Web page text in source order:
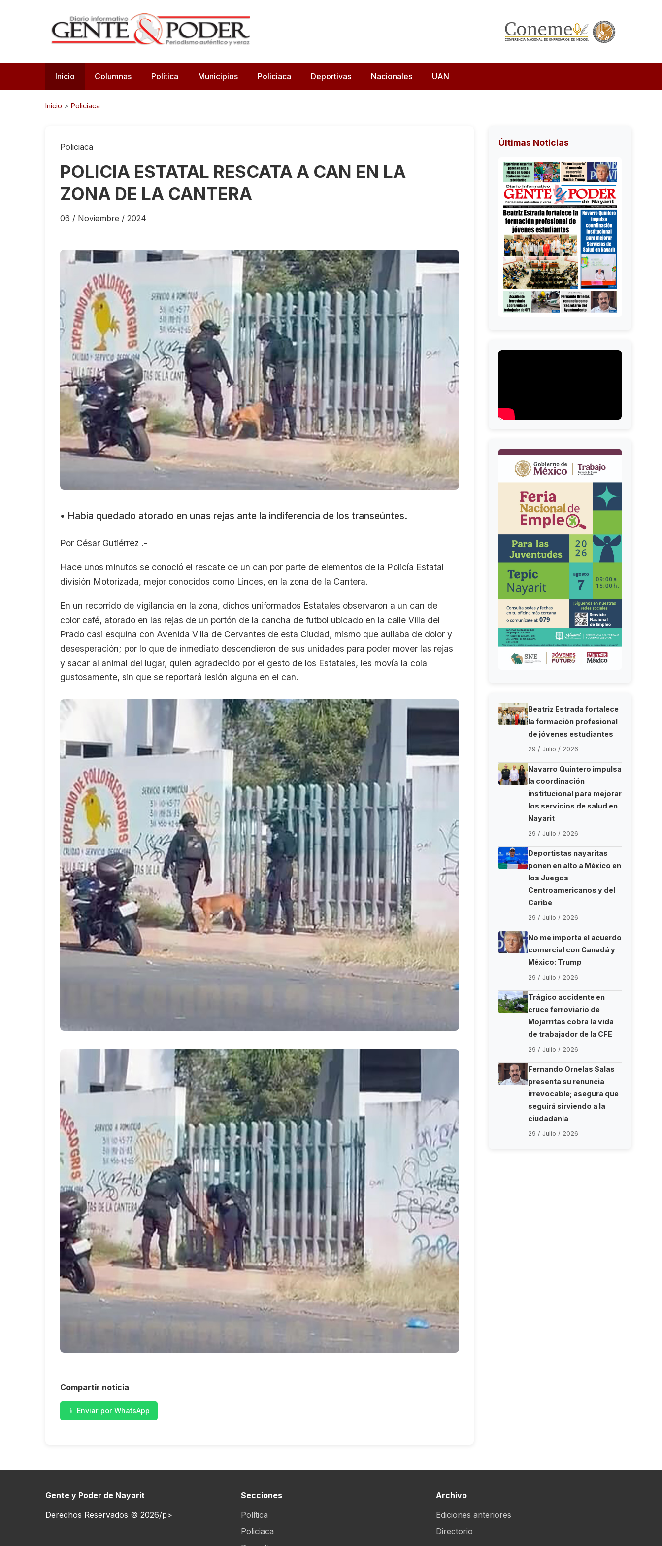
Inicio Columnas Política Municipios Policiaca Deportivas Nacionales UAN
Inicio > Policiaca
Policiaca
POLICIA ESTATAL RESCATA A CAN EN LA
ZONA DE LA CANTERA
06 / Noviembre / 2024
• Había quedado atorado en unas rejas ante la indiferencia de los transeúntes.
Por César Gutiérrez .-
Hace unos minutos se conoció el rescate de un can por parte de elementos de la Policía Estatal
división Motorizada, mejor conocidos como Linces, en la zona de la Cantera.
En un recorrido de vigilancia en la zona, dichos uniformados Estatales observaron a un can de
color café, atorado en las rejas de un portón de la cancha de futbol ubicado en la calle Villa del
Prado casi esquina con Avenida Villa de Cervantes de esta Ciudad, mismo que aullaba de dolor y
desesperación; por lo que de inmediato descendieron de sus unidades para poder mover las rejas
y sacar al animal del lugar, quien agradecido por el gesto de los Estatales, les movía la cola
gustosamente, sin que se reportará lesión alguna en el can.
Compartir noticia
📱 Enviar por WhatsApp
Últimas Noticias
Beatriz Estrada fortalece
la formación profesional
de jóvenes estudiantes
29 / Julio / 2026
Navarro Quintero impulsa
la coordinación
institucional para mejorar
los servicios de salud en
Nayarit
29 / Julio / 2026
Deportistas nayaritas
ponen en alto a México en
los Juegos
Centroamericanos y del
Caribe
29 / Julio / 2026
No me importa el acuerdo
comercial con Canadá y
México: Trump
29 / Julio / 2026
Trágico accidente en
cruce ferroviario de
Mojarritas cobra la vida
de trabajador de la CFE
29 / Julio / 2026
Fernando Ornelas Salas
presenta su renuncia
irrevocable; asegura que
seguirá sirviendo a la
ciudadanía
29 / Julio / 2026
Gente y Poder de Nayarit
Derechos Reservados © 2026/p>
Secciones
Política
Policiaca
Archivo
Ediciones anteriores
Directorio